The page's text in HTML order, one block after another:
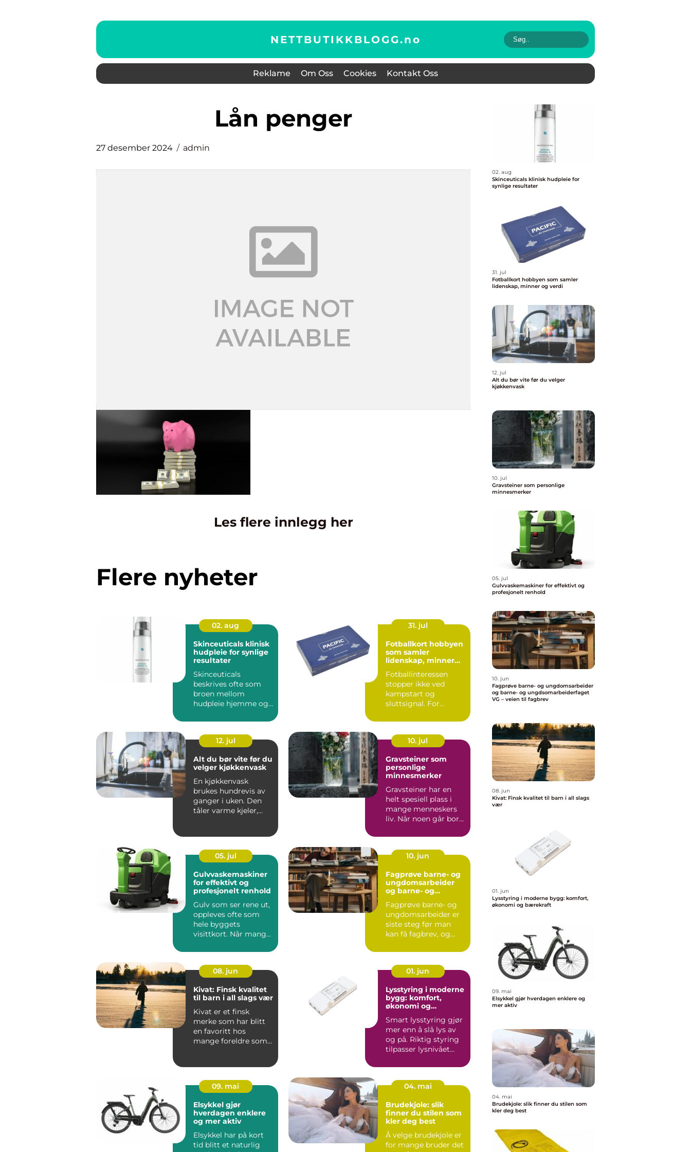
NETTBUTIKKBLOGG.no
Reklame Om Oss Cookies Kontakt Oss
lån penger
27 desember 2024 admin
Les flere innlegg her
Flere nyheter
02. aug
Skinceuticals klinisk
hudpleie for synlige
resultater
Skinceuticals
beskrives ofte som
broen mellom
hudpleie hjemme og
Serien er ut...
31. jul
Fotballkort hobbyen
som samler
lidenskap, minner
Fotballinteressen
stopper ikke ved
kampstart og
sluttsignal. For
engasjementet i sa...
12. jul
Alt du bør vite før du
velger kjøkkenvask
En kjøkkenvask
brukes hundrevis av
ganger i uken. Den
tåler varme kjeler,
10. jul
Gravsteiner som
personlige
minnesmerker
Gravsteiner har en
helt spesiell plass i
mange menneskers
liv. Når noen går bort,
05. jul
Gulvvaskemaskiner
for effektivt og
profesjonelt renhold
Gulv som ser rene ut,
oppleves ofte som
hele byggets
visittkort. Når mange
gjennom ...
10. jun
Fagprøve barne- og
ungdomsarbeider
og barne- og
get VG – veien til
fagbrev
Fagprøve barne- og
ungdomsarbeider er
siste steg før man
kan få fagbrev, og
08. jun
Kivat: Finsk kvalitet
til barn i all slags vær
Kivat er et finsk
merke som har blitt
en favoritt hos
mange foreldre som
01. jun
Lysstyring i moderne
bygg: komfort,
økonomi og
Smart lysstyring gjør
mer enn å slå lys av
og på. Riktig styring
tilpasser lysnivået
09. mai
Elsykkel gjør
hverdagen enklere
og mer aktiv
Elsykkel har på kort
tid blitt et naturlig
04. mai
Brudekjole: slik
finner du stilen som
kler deg best
Å velge brudekjole er
for mange bruder det
02. aug
Skinceuticals klinisk hudpleie for
synlige resultater
31. jul
Fotballkort hobbyen som samler
lidenskap, minner og verdi
12. jul
Alt du bør vite før du velger
kjøkkenvask
10. jul
Gravsteiner som personlige
minnesmerker
05. jul
Gulvvaskemaskiner for effektivt og
profesjonelt renhold
10. jun
Fagprøve barne- og ungdomsarbeider
og barne- og ungdsomarbeiderfaget
VG – veien til fagbrev
08. jun
Kivat: Finsk kvalitet til barn i all slags
vær
01. jun
Lysstyring i moderne bygg: komfort,
økonomi og bærekraft
09. mai
Elsykkel gjør hverdagen enklere og
mer aktiv
04. mai
Brudekjole: slik finner du stilen som
kler deg best